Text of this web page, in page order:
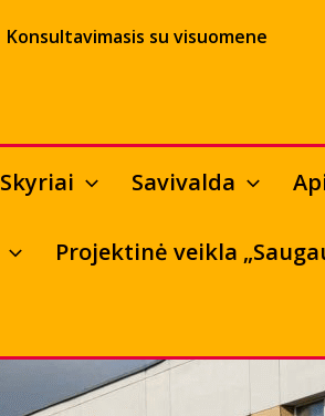
Konsultavimasis su visuomene
Skyriai Savivalda
Projektinė veikla